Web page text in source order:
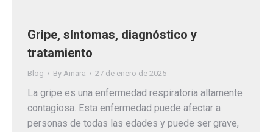
Gripe, síntomas, diagnóstico y
tratamiento
Blog By Ainara 27 de enero de 2025
La gripe es una enfermedad respiratoria altamente
contagiosa. Esta enfermedad puede afectar a
personas de todas las edades y puede ser grave,